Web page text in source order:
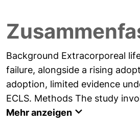
Background Extracorporeal
failure, alongside a rising
adoption, limited evidence
ECLS. Methods The study
Mehr anzeigen